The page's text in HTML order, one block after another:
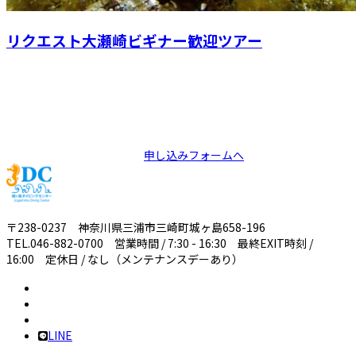
リクエスト大瀬崎ビギナー歓迎ツアー
申し込みフォームへ
〒238-0237 神奈川県三浦市三崎町城ヶ島658-196
TEL.046-882-0700 営業時間 / 7:30 - 16:30 最終EXIT時刻 /
16:00 定休日 / なし（メンテナンスデーあり）
LINE